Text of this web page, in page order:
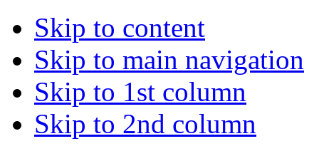
Skip to content
Skip to main navigation
Skip to 1st column
Skip to 2nd column